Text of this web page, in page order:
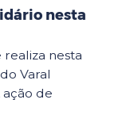
nesta
nesta
Varal
ação de